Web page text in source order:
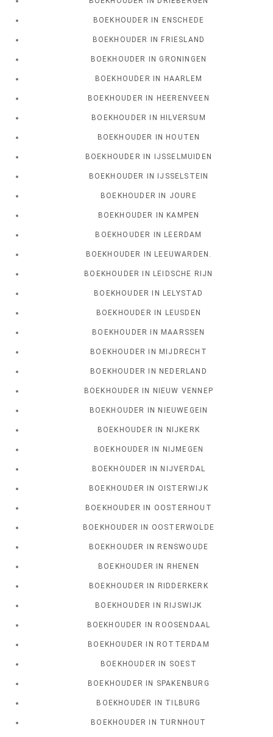
BOEKHOUDER IN ENSCHEDE
BOEKHOUDER IN FRIESLAND
BOEKHOUDER IN GRONINGEN
BOEKHOUDER IN HAARLEM
BOEKHOUDER IN HEERENVEEN
BOEKHOUDER IN HILVERSUM
BOEKHOUDER IN HOUTEN
BOEKHOUDER IN IJSSELMUIDEN
BOEKHOUDER IN IJSSELSTEIN
BOEKHOUDER IN JOURE
BOEKHOUDER IN KAMPEN
BOEKHOUDER IN LEERDAM
BOEKHOUDER IN LEEUWARDEN.
BOEKHOUDER IN LEIDSCHE RIJN
BOEKHOUDER IN LELYSTAD
BOEKHOUDER IN LEUSDEN
BOEKHOUDER IN MAARSSEN
BOEKHOUDER IN MIJDRECHT
BOEKHOUDER IN NEDERLAND
BOEKHOUDER IN NIEUW VENNEP
BOEKHOUDER IN NIEUWEGEIN
BOEKHOUDER IN NIJKERK
BOEKHOUDER IN NIJMEGEN
BOEKHOUDER IN NIJVERDAL
BOEKHOUDER IN OISTERWIJK
BOEKHOUDER IN OOSTERHOUT
BOEKHOUDER IN OOSTERWOLDE
BOEKHOUDER IN RENSWOUDE
BOEKHOUDER IN RHENEN
BOEKHOUDER IN RIDDERKERK
BOEKHOUDER IN RIJSWIJK
BOEKHOUDER IN ROOSENDAAL
BOEKHOUDER IN ROTTERDAM
BOEKHOUDER IN SOEST
BOEKHOUDER IN SPAKENBURG
BOEKHOUDER IN TILBURG
BOEKHOUDER IN TURNHOUT